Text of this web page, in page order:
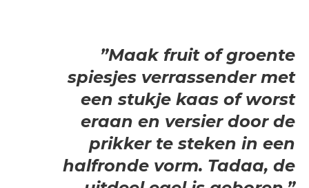
”Maak fruit of groente
spiesjes verrassender met
een stukje kaas of worst
eraan en versier door de
prikker te steken in een
halfronde vorm. Tadaa, de